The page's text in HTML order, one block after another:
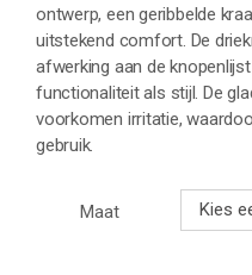
ontwerp, een geribbelde
uitstekend comfort. De
afwerking aan de
functionaliteit als stijl. De
voorkomen irritatie,
gebruik.
Maat